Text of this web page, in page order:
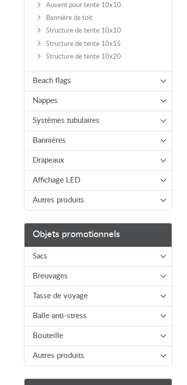
Auvent pour tente 10x10
Bannière de toit
Structure de tente 10x10
Structure de tente 10x15
Structure de tente 10x20
Beach flags
Nappes
Systèmes tubulaires
Bannières
Drapeaux
Affichage LED
Autres produits
Objets promotionnels
Sacs
Breuvages
Tasse de voyage
Balle anti-stress
Bouteille
Autres produits